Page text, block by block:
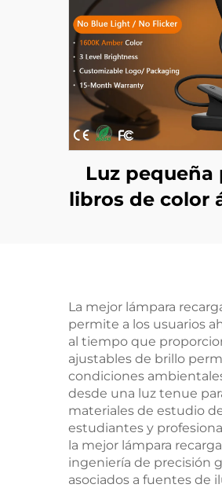
Luz pequeña
libros de color
cuerpo
La mejor lámpara
permite a los usuarios
al tiempo que
ajustables de brillo
condiciones
desde una luz tenue
materiales de estudio
estudiantes y
la mejor lámpara
ingeniería de precisión
asociados a fuentes de